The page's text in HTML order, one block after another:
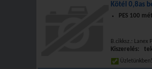
Kötél 0,8as
PES 100
B.cikksz.: Lanex
Kiszerelés: